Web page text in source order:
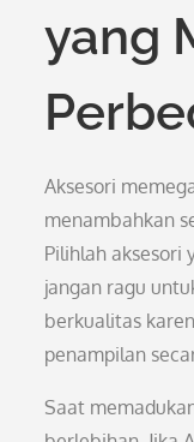
yang
Aksesori
menambahkan
Pilihlah aksesori
jangan ragu
berkualitas
penampilan
Saat